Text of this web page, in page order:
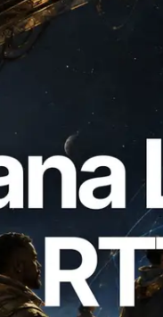
APIを世界7
拡張—
も公開